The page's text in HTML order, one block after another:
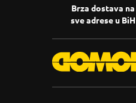
Brza dostava na
sve adrese u BiH